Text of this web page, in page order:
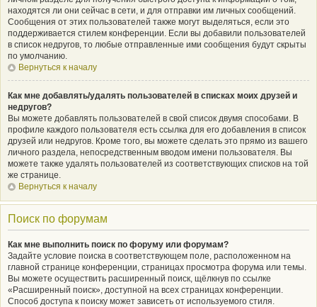
находятся ли они сейчас в сети, и для отправки им личных сообщений.
Сообщения от этих пользователей также могут выделяться, если это
поддерживается стилем конференции. Если вы добавили пользователей
в список недругов, то любые отправленные ими сообщения будут скрыты
по умолчанию.
Вернуться к началу
Как мне добавлять/удалять пользователей в списках моих друзей и
недругов?
Вы можете добавлять пользователей в свой список двумя способами. В
профиле каждого пользователя есть ссылка для его добавления в список
друзей или недругов. Кроме того, вы можете сделать это прямо из вашего
личного раздела, непосредственным вводом имени пользователя. Вы
можете также удалять пользователей из соответствующих списков на той
же странице.
Вернуться к началу
Поиск по форумам
Как мне выполнить поиск по форуму или форумам?
Задайте условие поиска в соответствующем поле, расположенном на
главной странице конференции, страницах просмотра форума или темы.
Вы можете осуществить расширенный поиск, щёлкнув по ссылке
«Расширенный поиск», доступной на всех страницах конференции.
Способ доступа к поиску может зависеть от используемого стиля.